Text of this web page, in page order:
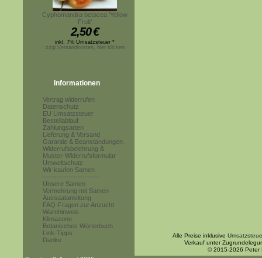
Cyphomandra betacea 'Yellow
Fruit'
2,50€
inkl. 7% Umsatzsteuer *
zzgl.Versandkosten, hier klicken
Informationen
Vertrag widerrufen
Datenschutz
EU Umsatzsteuer
Bestellablauf
Zahlungsarten
Lieferung & Versand
Garantie & Beanstandungen
Widerrufsbelehrung &
Muster-Widerrufsformular
Umweltschutz
Wir kaufen Samen
------------------------
Unsere Samen
Vermehrung mit Samen
Aussaatanleitung
FAQ-Fragen zur Anzucht
Warnhinweis
Klimazone
Botanisches Wörterbuch
Link-Tipps
Danke
Alle Preise inklusive
Verkauf unter
© 2015-2026 Peter